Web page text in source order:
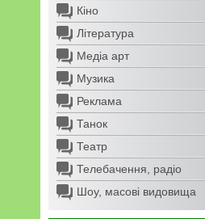
Кіно
Література
Медіа арт
Музика
Реклама
Танок
Театр
Телебачення, радіо
Шоу, масові видовища